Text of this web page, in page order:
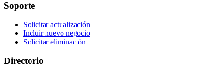
Soporte
Solicitar actualización
Incluir nuevo negocio
Solicitar eliminación
Directorio